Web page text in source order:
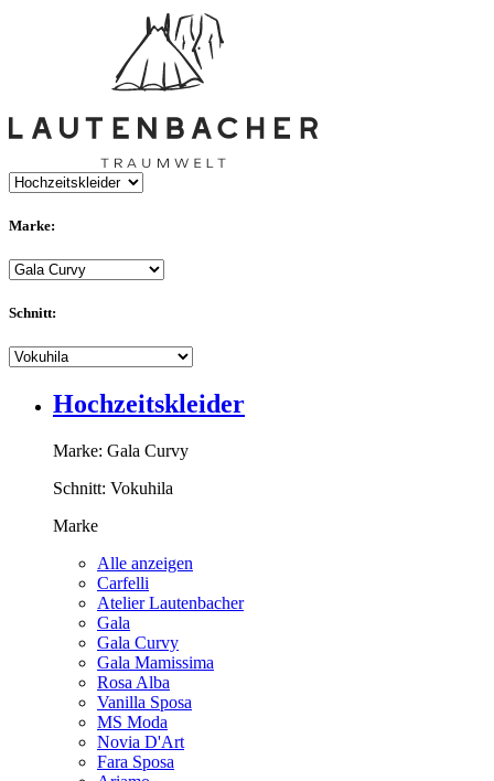
Marke:
Schnitt:
Hochzeitskleider
Marke: Gala Curvy
Schnitt: Vokuhila
Marke
Alle anzeigen
Carfelli
Atelier Lautenbacher
Gala
Gala Curvy
Gala Mamissima
Rosa Alba
Vanilla Sposa
MS Moda
Novia D'Art
Fara Sposa